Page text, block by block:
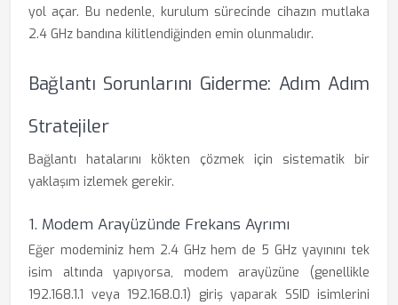
yol açar. Bu nedenle, kurulum sürecinde cihazın mutlaka
2.4 GHz bandına kilitlendiğinden emin olunmalıdır.
Bağlantı Sorunlarını Giderme: Adım Adım
Stratejiler
Bağlantı hatalarını kökten çözmek için sistematik bir
yaklaşım izlemek gerekir.
1. Modem Arayüzünde Frekans Ayrımı
Eğer modeminiz hem 2.4 GHz hem de 5 GHz yayınını tek
isim altında yapıyorsa, modem arayüzüne (genellikle
192.168.1.1 veya 192.168.0.1) giriş yaparak SSID isimlerini